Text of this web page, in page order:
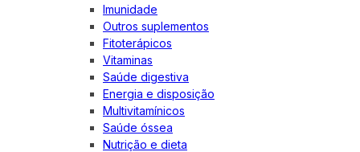
Imunidade
Outros suplementos
Fitoterápicos
Vitaminas
Saúde digestiva
Energia e disposição
Multivitamínicos
Saúde óssea
Nutrição e dieta